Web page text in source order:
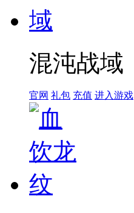
混沌战域
官网 礼包 充值 进入游戏